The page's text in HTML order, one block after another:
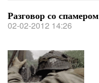
Разговор со спамером
02-02-2012 14:26